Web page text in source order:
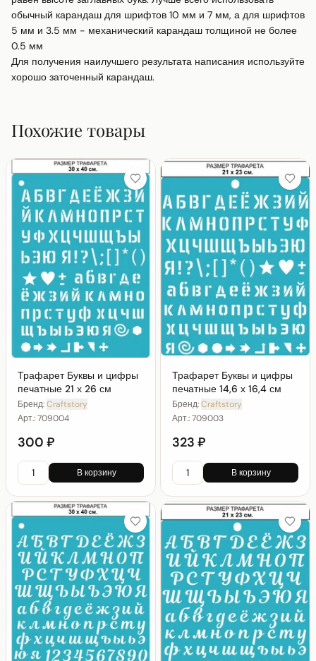
обычный карандаш для шрифтов 10 мм и 7 мм, а для шрифтов
5 мм и 3.5 мм - механический карандаш толщиной не более
0.5 мм
Для получения наилучшего результата написания используйте
хорошо заточенный карандаш.
Похожие товары
Трафарет Буквы и цифры
печатные 21 х 26 см
Бренд:Craftstory
Арт.:709004
300 ₽
В корзину
Трафарет Буквы и цифры
печатные 14,6 х 16,4 см
Бренд:Craftstory
Арт.:709003
323 ₽
В корзину